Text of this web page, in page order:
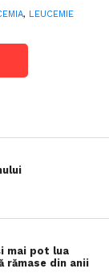
, LEUCEMIE
mai pot lua
rămase din anii